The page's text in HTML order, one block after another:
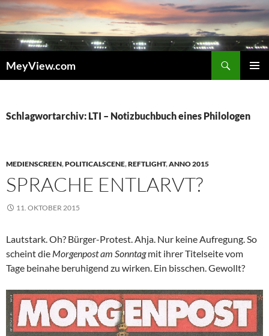
Zum
Inhalt
springen
MeyView.com
Schlagwortarchiv: LTI – Notizbuchbuch eines Philologen
MEDIENSCREEN,POLITICALSCENE,REFTLIGHT,ANNO 2015
SPRACHE ENTLARVT?
11. OKTOBER 2015
Lautstark. Oh? Bürger-Protest. Ahja. Nur keine Aufregung. So
scheint die Morgenpost am Sonntagmit ihrer Titelseite vom
Tage beinahe beruhigend zu wirken. Ein bisschen. Gewollt?